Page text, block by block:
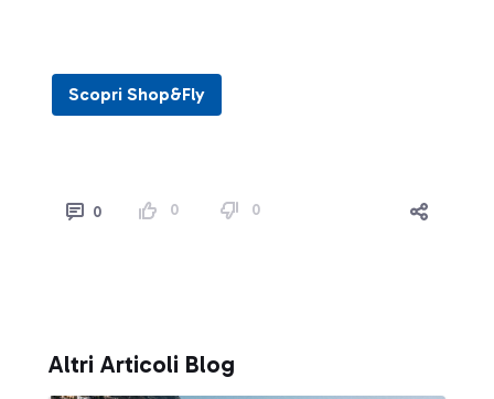
Scopri Shop&Fly
0 0 0
Altri Articoli Blog